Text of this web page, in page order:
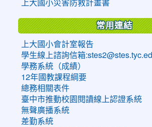
上大國小災害防救計畫書
常用連結
上大國小會計室報告
學生線上諮詢信箱
學務系統（成績）
12年國教課程綱要
總務相關表件
臺中市推動校園閱讀線上認證系統
無聲廣播系統
差勤系統